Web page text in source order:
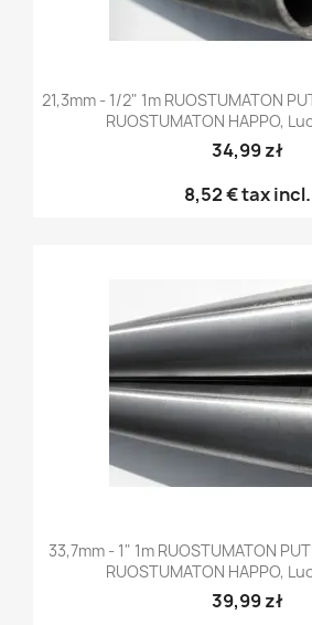
21,3mm - 1/2" 1m RUOSTUMATON
RUOSTUMATON HAPPO,
34,99 zł
8,52 €tax incl.
33,7mm - 1" 1m RUOSTUMATON
RUOSTUMATON HAPPO,
39,99 zł